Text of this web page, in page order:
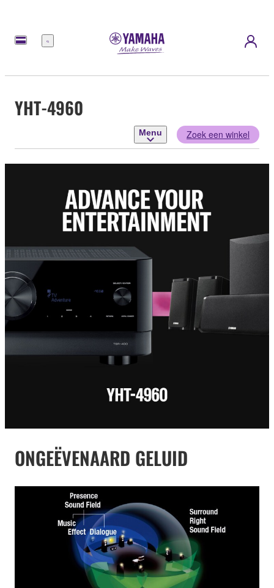
Menu
YHT-4960
Menu Zoek een winkel
ONGEËVENAARD GELUID